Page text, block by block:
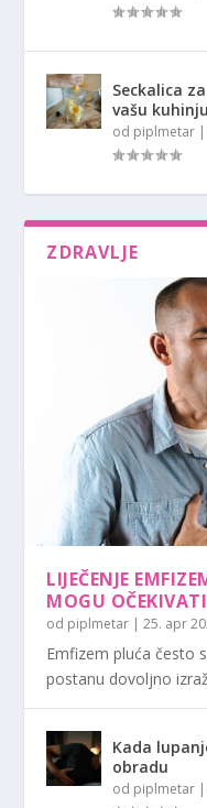
Seckalica
vašu kuhinju
od piplmetar |
ZDRAVLJE
LIJEČENJE
MOGU OČEKIVATI
od piplmetar |25. apr
Emfizem pluća često
postanu dovoljno
Kada
obradu
od piplmetar